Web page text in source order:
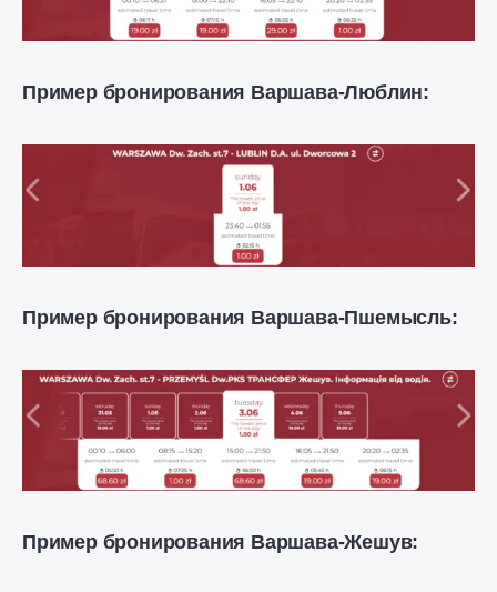
Пример бронирования Варшава-Люблин:
Пример бронирования Варшава-Пшемысль:
Пример бронирования Варшава-Жешув: